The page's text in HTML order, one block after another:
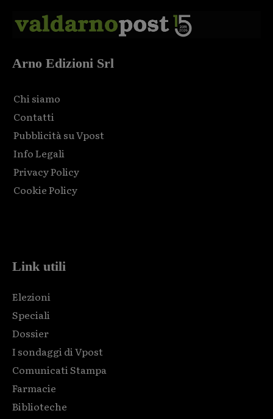
Arno Edizioni Srl
Chi siamo
Contatti
Pubblicità su Vpost
Info Legali
Privacy Policy
Cookie Policy
Link utili
Elezioni
Speciali
Dossier
I sondaggi di Vpost
Comunicati Stampa
Farmacie
Biblioteche